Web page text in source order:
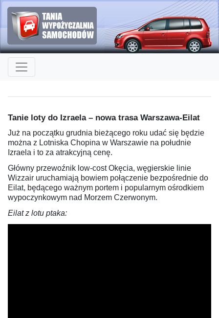
Tanie loty do Izraela – nowa trasa Warszawa-Eilat
Już na początku grudnia bieżącego roku udać się będzie
można z Lotniska Chopina w Warszawie na południe
Izraela i to za atrakcyjną cenę.
Główny przewoźnik low-cost Okęcia, węgierskie linie
Wizzair uruchamiają bowiem połączenie bezpośrednie do
Eilat, będącego ważnym portem i popularnym ośrodkiem
wypoczynkowym nad Morzem Czerwonym.
Eilat z lotu ptaka: